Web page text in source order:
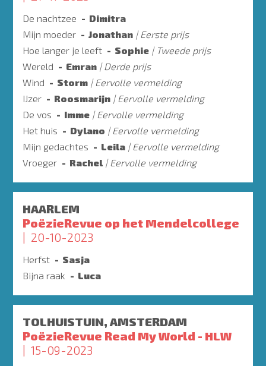
De nachtzee
Dimitra
Mijn moeder
Jonathan
Eerste prijs
Hoe langer je leeft
Sophie
Tweede prijs
Wereld
Emran
Derde prijs
Wind
Storm
Eervolle vermelding
IJzer
Roosmarijn
Eervolle vermelding
De vos
Imme
Eervolle vermelding
Het huis
Dylano
Eervolle vermelding
Mijn gedachtes
Leila
Eervolle vermelding
Vroeger
Rachel Eervolle vermelding
HAARLEM
PoëzieRevue op het Mendelcollege
20-10-2023
Herfst
Sasja
Bijna raak
Luca
TOLHUISTUIN, AMSTERDAM
PoëzieRevue Read My World - HLW
15-09-2023